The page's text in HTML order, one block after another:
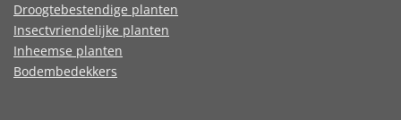
Droogtebestendige planten
Insectvriendelijke planten
Inheemse planten
Bodembedekkers